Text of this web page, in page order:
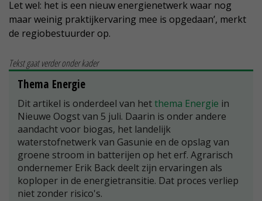
Let wel: het is een nieuw energienetwerk waar nog
maar weinig praktijkervaring mee is opgedaan’, merkt
de regiobestuurder op.
Tekst gaat verder onder kader
Thema Energie
Dit artikel is onderdeel van hetthema Energie in
Nieuwe Oogst van 5 juli. Daarin is onder andere
aandacht voor biogas, het landelijk
waterstofnetwerk van Gasunie en de opslag van
groene stroom in batterijen op het erf. Agrarisch
ondernemer Erik Back deelt zijn ervaringen als
koploper in de energietransitie. Dat proces verliep
niet zonder risico's.